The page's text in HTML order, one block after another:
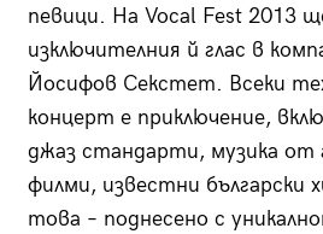
певици. На Vocal Fest 2013
изключителния й глас в
Йосифов Секстет. Всеки
концерт е приключение,
джаз стандарти, музика от
филми, известни български
това – поднесено с